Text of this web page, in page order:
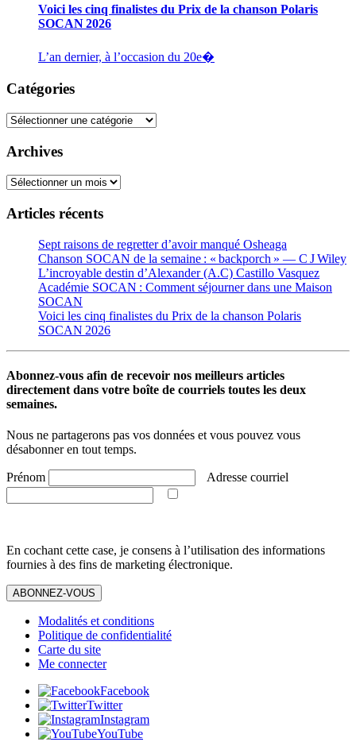
Voici les cinq finalistes du Prix de la chanson Polaris
SOCAN 2026
L’an dernier, à l’occasion du 20e�
Catégories
Catégories
Archives
Archives
Articles récents
Sept raisons de regretter d’avoir manqué Osheaga
Chanson SOCAN de la semaine : « backporch » — C J Wiley
L’incroyable destin d’Alexander (A.C) Castillo Vasquez
Académie SOCAN : Comment séjourner dans une Maison
SOCAN
Voici les cinq finalistes du Prix de la chanson Polaris
SOCAN 2026
Abonnez-vous afin de recevoir nos meilleurs articles
directement dans votre boîte de courriels toutes les deux
semaines.
Nous ne partagerons pas vos données et vous pouvez vous
désabonner en tout temps.
Prénom Adresse courriel
En cochant cette case, je consens à l’utilisation des informations
fournies à des fins de marketing électronique.
ABONNEZ-VOUS
Modalités et conditions
Politique de confidentialité
Carte du site
Me connecter
Facebook
Twitter
Instagram
YouTube